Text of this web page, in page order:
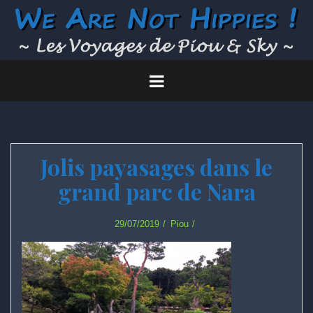
Skip
Jolis payasages dans le
grand parc de Nara
29/07/2019 Piou